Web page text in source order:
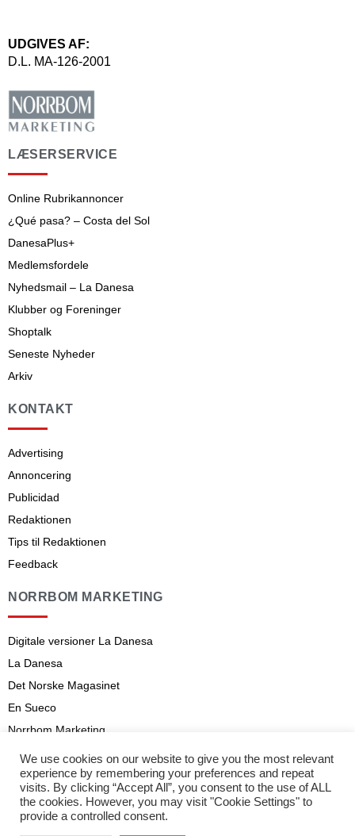
UDGIVES AF:
D.L. MA-126-2001
LÆSERSERVICE
Online Rubrikannoncer
¿Qué pasa? – Costa del Sol
DanesaPlus+
Medlemsfordele
Nyhedsmail – La Danesa
Klubber og Foreninger
Shoptalk
Seneste Nyheder
Arkiv
KONTAKT
Advertising
Annoncering
Publicidad
Redaktionen
Tips til Redaktionen
Feedback
NORRBOM MARKETING
Digitale versioner La Danesa
La Danesa
Det Norske Magasinet
En Sueco
Norrbom Marketing
Aviso legal
Abonnementsvilkår
We use cookies on our website to give you the most relevant
experience by remembering your preferences and repeat
visits. By clicking “Accept All”, you consent to the use of ALL
the cookies. However, you may visit "Cookie Settings" to
provide a controlled consent.